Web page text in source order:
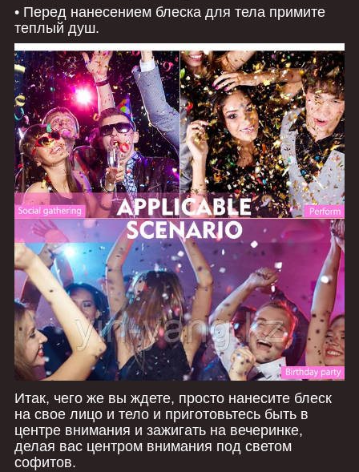
• Перед нанесением блеска для тела примите
теплый душ.
Итак, чего же вы ждете, просто нанесите блеск
на свое лицо и тело и приготовьтесь быть в
центре внимания и зажигать на вечеринке,
делая вас центром внимания под светом
софитов.